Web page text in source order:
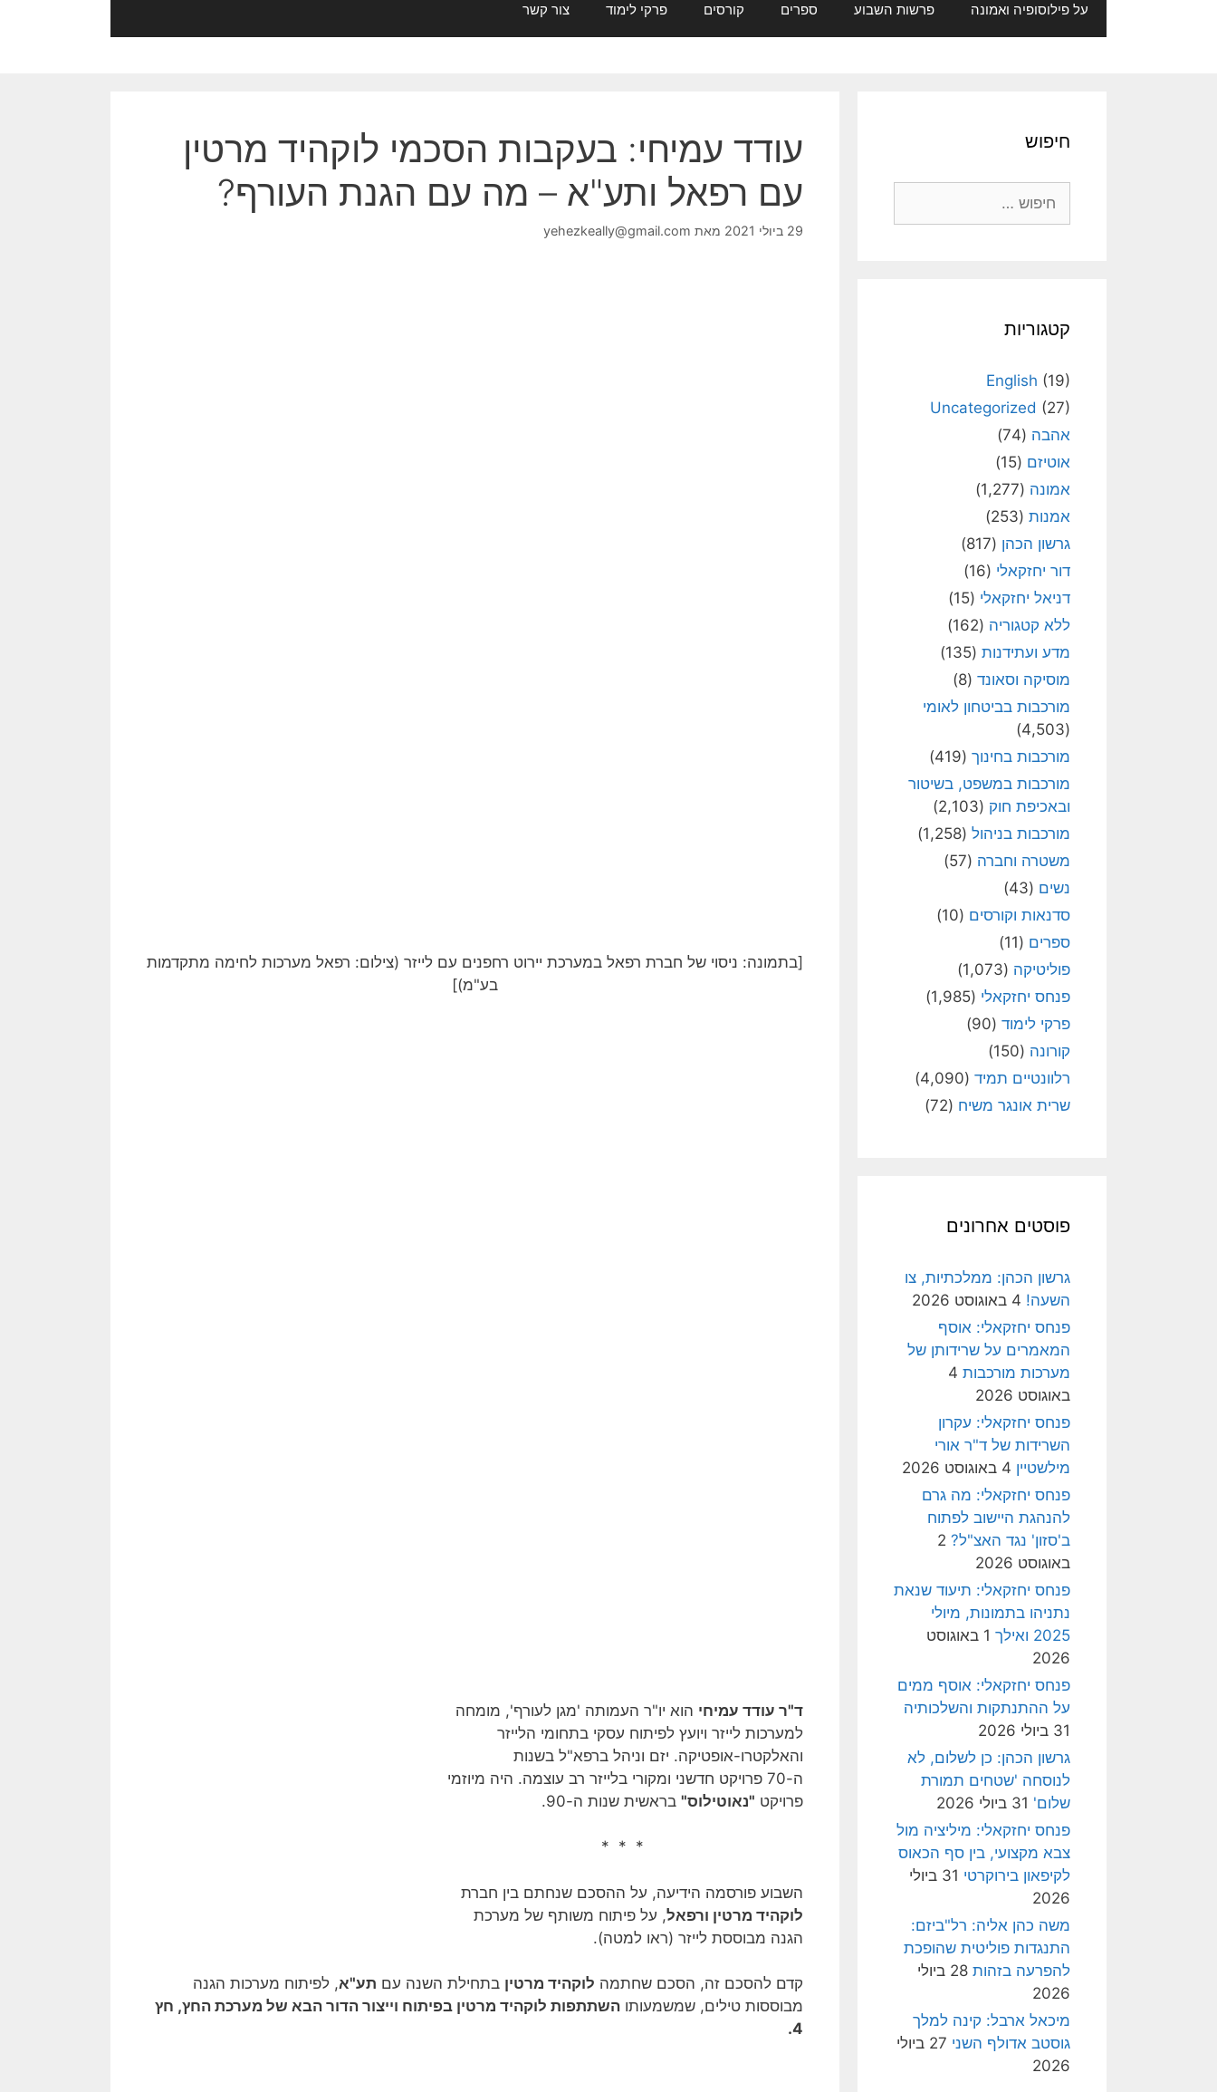
על פילוסופיה ואמונה פרשות השבוע ספרים קורסים פרקי לימוד צור קשר
עודד עמיחי: בעקבות הסכמי לוקהיד מרטין
עם רפאל ותע"א – מה עם הגנת העורף?
29 ביולי 2021 מאת yehezkeally@gmail.com
[בתמונה: ניסוי של חברת רפאל במערכת יירוט רחפנים עם לייזר (צילום: רפאל מערכות לחימה מתקדמות
בע"מ)]
ד"ר עודד עמיחי הוא יו"ר העמותה 'מגן לעורף', מומחה
למערכות לייזר ויועץ לפיתוח עסקי בתחומי הלייזר
והאלקטרו-אופטיקה. יזם וניהל ברפא"ל בשנות
ה-70 פרויקט חדשני ומקורי בלייזר רב עוצמה. היה מיוזמי
פרויקט "נאוטילוס" בראשית שנות ה-90.
* * *
השבוע פורסמה הידיעה, על ההסכם שנחתם בין חברת
לוקהיד מרטין ורפאל, על פיתוח משותף של מערכת
הגנה מבוססת לייזר (ראו למטה).
קדם להסכם זה, הסכם שחתמה לוקהיד מרטין בתחילת השנה עם תע"א, לפיתוח מערכות הגנה
מבוססות טילים, שמשמעותו השתתפות לוקהיד מרטין בפיתוח וייצור הדור הבא של מערכת החץ, חץ
4.
חיפוש
קטגוריות
English (19)
Uncategorized (27)
אהבה (74)
אוטיזם (15)
אמונה (1,277)
אמנות (253)
גרשון הכהן (817)
דור יחזקאלי (16)
דניאל יחזקאלי (15)
ללא קטגוריה (162)
מדע ועתידנות (135)
מוסיקה וסאונד (8)
מורכבות בביטחון לאומי
(4,503)
מורכבות בחינוך (419)
מורכבות במשפט, בשיטור
ובאכיפת חוק (2,103)
מורכבות בניהול (1,258)
משטרה וחברה (57)
נשים (43)
סדנאות וקורסים (10)
ספרים (11)
פוליטיקה (1,073)
פנחס יחזקאלי (1,985)
פרקי לימוד (90)
קורונה (150)
רלוונטיים תמיד (4,090)
שרית אונגר משיח (72)
פוסטים אחרונים
גרשון הכהן: ממלכתיות, צו
השעה! 4 באוגוסט 2026
פנחס יחזקאלי: אוסף
המאמרים על שרידותן של
מערכות מורכבות 4
באוגוסט 2026
פנחס יחזקאלי: עקרון
השרידות של ד"ר אורי
מילשטיין 4 באוגוסט 2026
פנחס יחזקאלי: מה גרם
להנהגת היישוב לפתוח
ב'סזון' נגד האצ"ל? 2
באוגוסט 2026
פנחס יחזקאלי: תיעוד שנאת
נתניהו בתמונות, מיולי
2025 ואילך
1 באוגוסט
2026
פנחס יחזקאלי: אוסף ממים
על ההתנתקות והשלכותיה
31 ביולי 2026
גרשון הכהן: כן לשלום, לא
לנוסחה 'שטחים תמורת
שלום' 31 ביולי 2026
פנחס יחזקאלי: מיליציה מול
צבא מקצועי, בין סף הכאוס
לקיפאון בירוקרטי
31 ביולי
2026
משה כהן אליה: רל"ביזם:
התנגדות פוליטית שהופכת
להפרעה בזהות
28 ביולי
2026
מיכאל ארבל: קינה למלך
גוסטב אדולף השני
27 ביולי
2026